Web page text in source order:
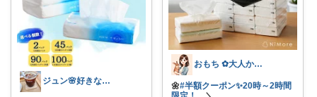
ジュン🌸好きなもの集めました
おもち ✿大人かわいい×暮らし
🌼#半額クーポン✨20時～2時間